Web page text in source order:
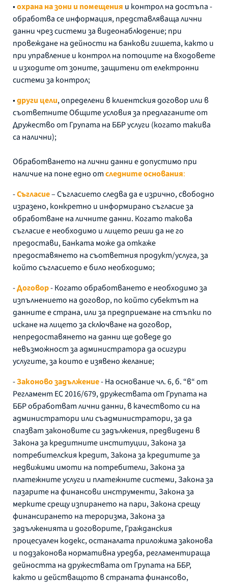
•охрана на зони и помещения и контрол на достъпа -
обработва се информация, представляваща лични
данни чрез системи за видеонаблюдение; при
провеждане на дейности на банкови гишета, както и
при управление и контрол на потоците на входовете
и изходите от зоните, защитени от електронни
системи за контрол;
•други цели, определени в клиентския договор или в
съответните Общите условия за предлаганите от
Дружество от Групата на ББР услуги (когато такива
са налични);
Обработването на лични данни е допустимо при
наличие на поне едно отследните основания:
-Съгласие– Съгласието следва да е изрично, свободно
изразено, конкретно и информирано съгласие за
обработване на личните данни. Когато такова
съгласие е необходимо и лицето реши да не го
предостави, Банката може да откаже
предоставянето на съответния продукт/услуга, за
който съгласието е било необходимо;
-Договор- Когато обработването е необходимо за
изпълнението на договор, по който субектът на
данните е страна, или за предприемане на стъпки по
искане на лицето за сключване на договор,
непредоставянето на данни ще доведе до
невъзможност за администратора да осигури
услугите, за които е изявено желание;
-Законово задължение- На основание чл. 6, б. “в“ от
Регламент ЕС 2016/679, дружествата от Групата на
ББР обработват лични данни, в качеството си на
администратори или съадминистратори, за да
спазват законовите си задължения, предвидени в
Закона за кредитните институции, Закона за
потребителския кредит, Закона за кредитите за
недвижими имоти на потребители, Закона за
платежните услуги и платежните системи, Закона за
пазарите на финансови инструменти, Закона за
мерките срещу изпирането на пари, Закона срещу
финансирането на тероризма, Закона за
задълженията и договорите, Гражданския
процесуален кодекс, останалата приложима законова
и подзаконова нормативна уредба, регламентираща
дейността на дружествата от Групата на ББР,
както и действащото в страната финансово,